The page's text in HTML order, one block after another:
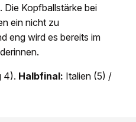
Die Kopfballstärke bei
ein nicht zu
eng wird es bereits im
4). Halbfinal: Italien (5) /